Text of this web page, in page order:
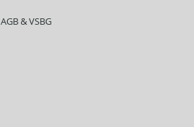
AGB & VSBG